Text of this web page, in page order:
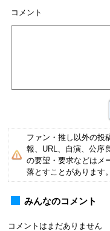
コメント
ファン・推し以外の投
報、URL、自演、公序
の要望・要求などはメ
落とすことがあります。
みんなのコメント
コメントはまだありません